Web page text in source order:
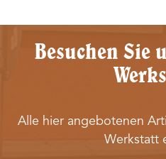
Besuchen Sie
Alle hier angebotenen
Werkstatt